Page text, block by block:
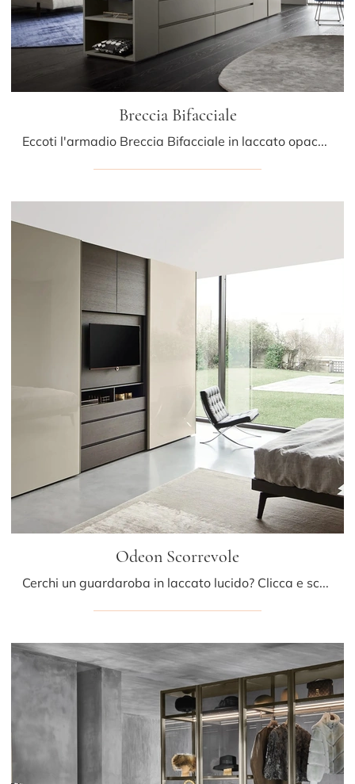
Breccia Bifacciale
Eccoti l'armadio Breccia Bifacciale in laccato opaco di Sangiacomo! Una ricca gamma di armadi componibili con ante battenti.
Odeon Scorrevole
Cerchi un guardaroba in laccato lucido? Clicca e scopri armadi componibili con ante scorrevoli di Sangiacomo.